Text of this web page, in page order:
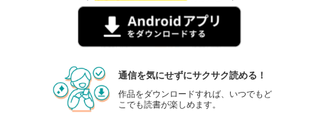
通信を気にせずにサクサク読める！
作品をダウンロードすれば、いつでもど
こでも読書が楽しめます。